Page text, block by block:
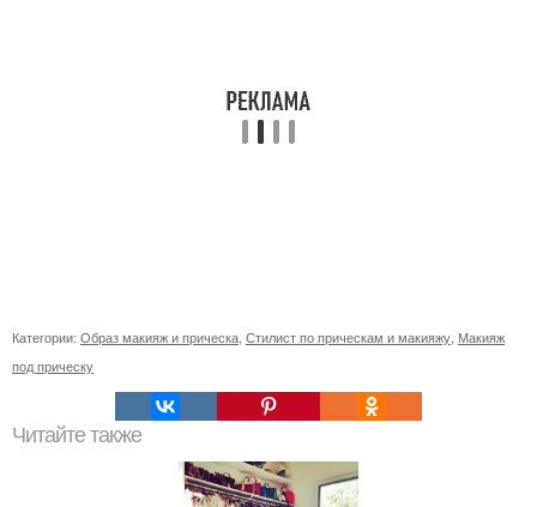
Категории: Образ макияж и прическа Стилист по прическам и макияжу Макияж
под прическу
Читайте также